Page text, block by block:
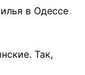
в Одессе
Так,